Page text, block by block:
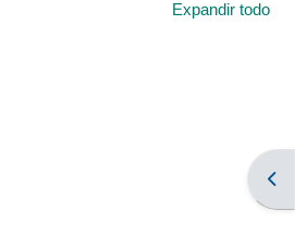
Expandir todo